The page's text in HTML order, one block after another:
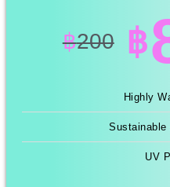
฿200 ฿
Highly
UV